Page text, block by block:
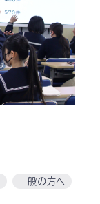
一般の方へ